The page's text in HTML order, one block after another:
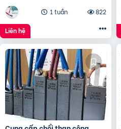
1 tuần
822
Liên hệ